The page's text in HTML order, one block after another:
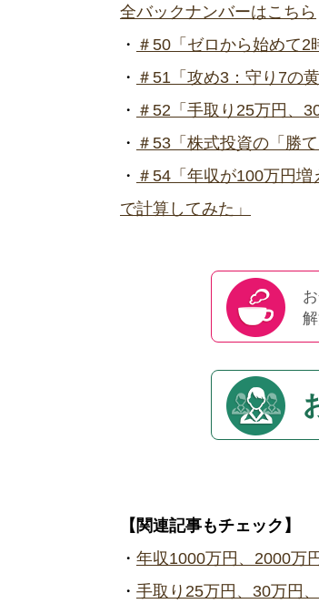
全バックナンバーはこちら
・ ＃50「ゼロから始めて2
・ ＃51「攻め3：守り7の
・ ＃52「手取り25万円、
・ ＃53「株式投資の「勝
・ ＃54「年収が100万円
で計算してみた」
【関連記事もチェック】
・ 年収1000万円、2000万
・ 手取り25万円、30万円